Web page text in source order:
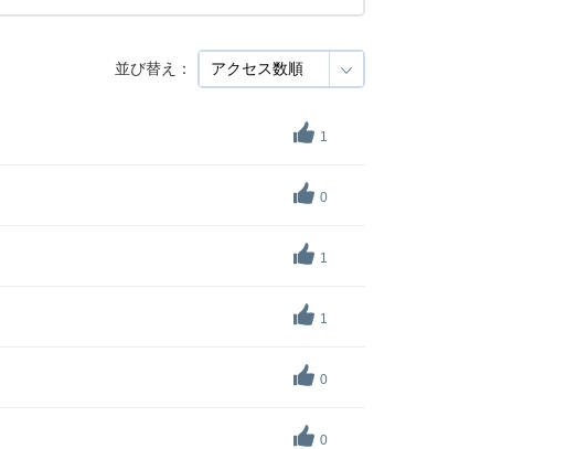
並び替え：
1
0
1
1
0
0